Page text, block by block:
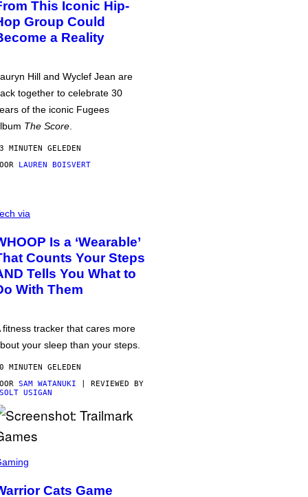
This Iconic Hip-
Group Could
a Reality
Hill and Wyclef Jean are
together to celebrate 30
of the iconic Fugees
The Score
MINUTEN GELEDEN
LAUREN BOISVERT
via
Is a ‘Wearable’
Counts Your Steps
Tells You What to
With Them
fitness tracker that cares more
your sleep than your steps.
MINUTEN GELEDEN
SAM WATANUKI | REVIEWED BY
USIGAN
Cats Game